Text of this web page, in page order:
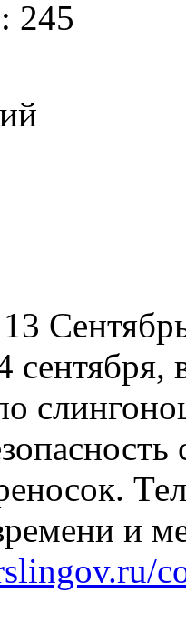
245
13
сентября,
и